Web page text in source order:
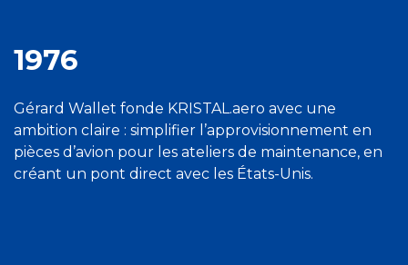
1976
Gérard Wallet fonde KRISTAL.aero avec une
ambition claire : simplifier l’approvisionnement en
pièces d’avion pour les ateliers de maintenance, en
créant un pont direct avec les États-Unis.​